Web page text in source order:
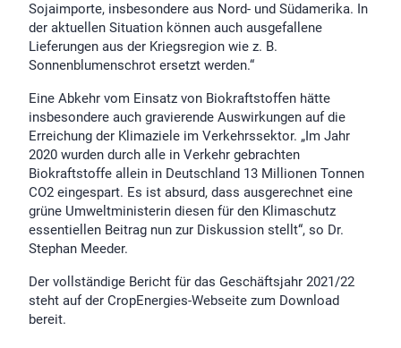
Sojaimporte, insbesondere aus Nord- und Südamerika. In
der aktuellen Situation können auch ausgefallene
Lieferungen aus der Kriegsregion wie z. B.
Sonnenblumenschrot ersetzt werden.“
Eine Abkehr vom Einsatz von Biokraftstoffen hätte
insbesondere auch gravierende Auswirkungen auf die
Erreichung der Klimaziele im Verkehrssektor. „Im Jahr
2020 wurden durch alle in Verkehr gebrachten
Biokraftstoffe allein in Deutschland 13 Millionen Tonnen
CO2 eingespart. Es ist absurd, dass ausgerechnet eine
grüne Umweltministerin diesen für den Klimaschutz
essentiellen Beitrag nun zur Diskussion stellt“, so Dr.
Stephan Meeder.
Der vollständige Bericht für das Geschäftsjahr 2021/22
steht auf der CropEnergies-Webseite zum Download
bereit.